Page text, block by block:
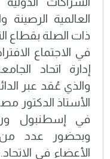
العالمية الرصينة
ذات الصلة بقطاع
في الاجتماع
والذي عُقد عبر
الأستاذ الدكتور
في إسطنبول
وبحضور عدد من